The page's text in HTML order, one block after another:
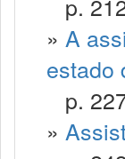
» A
estado
p.
»